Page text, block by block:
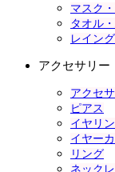
マスク
タオル
レイン
アクセサリー
アクセ
ピアス
イヤリ
イヤー
リング
ネック